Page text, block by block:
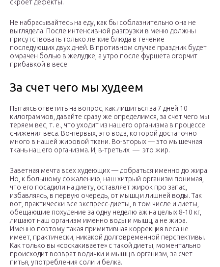
скроет дефекты.
Не набрасывайтесь на еду, как бы соблазнительно она не
выглядела. После интенсивной разгрузки в меню должны
присутствовать только легкие блюда в течение
последующих двух дней. В противном случае праздник будет
омрачен болью в желудке, а утро после фуршета огорчит
прибавкой в весе.
За счет чего мы худеем
Пытаясь ответить на вопрос, как лишиться за 7 дней 10
килограммов, давайте сразу же определимся, за счет чего мы
теряем вес, т. е., что уходит из нашего организма в процессе
снижения веса. Во-первых, это вода, которой достаточно
много в нашей жировой ткани. Во-вторых — это мышечная
ткань нашего организма. И, в-третьих — это жир.
Заветная мечта всех худеющих — добраться именно до жира.
Но, к большому сожалению, наш хитрый организм понимая,
что его посадили на диету, оставляет жирок про запас,
избавляясь, в первую очередь, от мышц и лишней воды. Так
вот, практически все экспресс-диеты, в том числе и диеты,
обещающие похудение за одну неделю аж на целых 8-10 кг,
лишают наш организм именно воды и мышц, а не жира.
Именно поэтому такая примитивная коррекция веса не
имеет, практически, никакой долговременной перспективы.
Как только вы «соскакиваете» с такой диеты, моментально
происходит возврат водички и мышц в организм, за счет
питья, употребления соли и белка.